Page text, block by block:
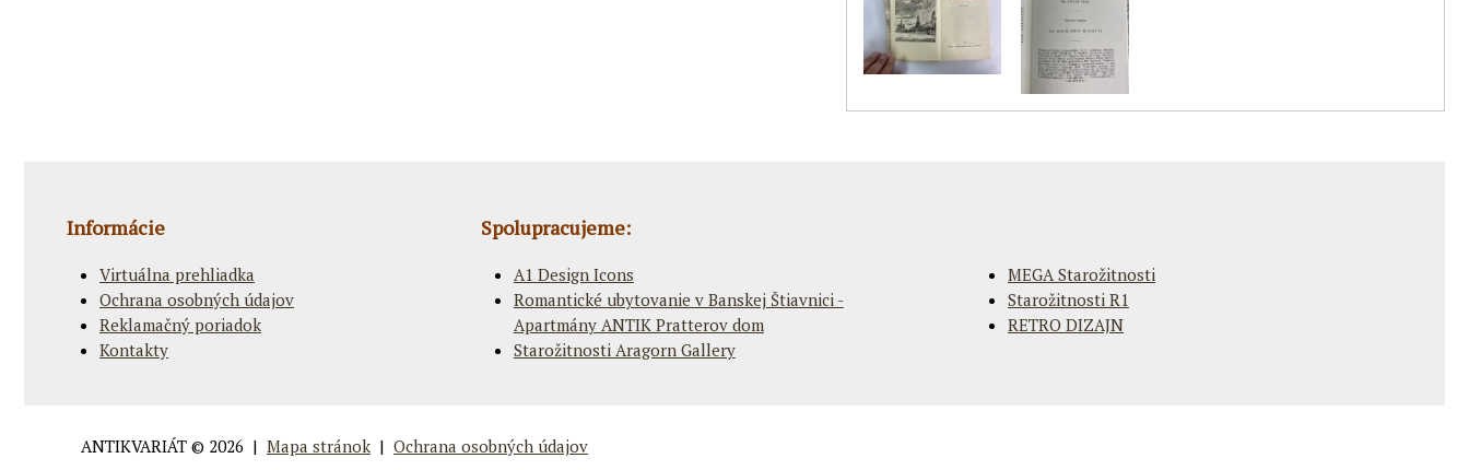
Informácie
Virtuálna prehliadka
Ochrana osobných údajov
Reklamačný poriadok
Kontakty
Spolupracujeme:
A1 Design Icons
Romantické ubytovanie v Banskej Štiavnici -
Apartmány ANTIK Pratterov dom
Starožitnosti Aragorn Gallery
MEGA Starožitnosti
Starožitnosti R1
RETRO DIZAJN
ANTIKVARIÁT © 2026 | Mapa stránok | Ochrana osobných údajov